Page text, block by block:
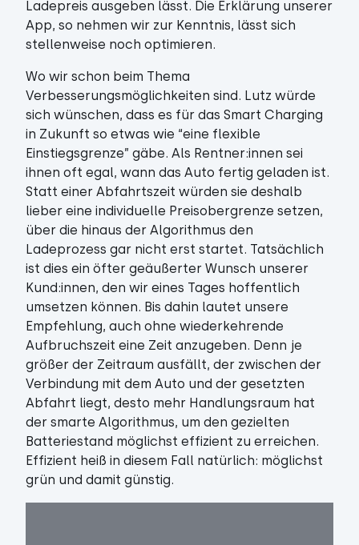
Ladepreis ausgeben lässt. Die Erklärung unserer
App, so nehmen wir zur Kenntnis, lässt sich
stellenweise noch optimieren.
Wo wir schon beim Thema
Verbesserungsmöglichkeiten sind. Lutz würde
sich wünschen, dass es für das Smart Charging
in Zukunft so etwas wie “eine flexible
Einstiegsgrenze” gäbe. Als Rentner:innen sei
ihnen oft egal, wann das Auto fertig geladen ist.
Statt einer Abfahrtszeit würden sie deshalb
lieber eine individuelle Preisobergrenze setzen,
über die hinaus der Algorithmus den
Ladeprozess gar nicht erst startet. Tatsächlich
ist dies ein öfter geäußerter Wunsch unserer
Kund:innen, den wir eines Tages hoffentlich
umsetzen können. Bis dahin lautet unsere
Empfehlung, auch ohne wiederkehrende
Aufbruchszeit eine Zeit anzugeben. Denn je
größer der Zeitraum ausfällt, der zwischen der
Verbindung mit dem Auto und der gesetzten
Abfahrt liegt, desto mehr Handlungsraum hat
der smarte Algorithmus, um den gezielten
Batteriestand möglichst effizient zu erreichen.
Effizient heiß in diesem Fall natürlich: möglichst
grün und damit günstig.